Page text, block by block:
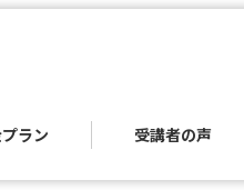
ラン 受講者の声